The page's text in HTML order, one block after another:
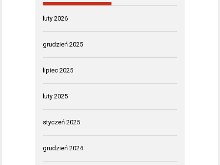
luty 2026
grudzień 2025
lipiec 2025
luty 2025
styczeń 2025
grudzień 2024